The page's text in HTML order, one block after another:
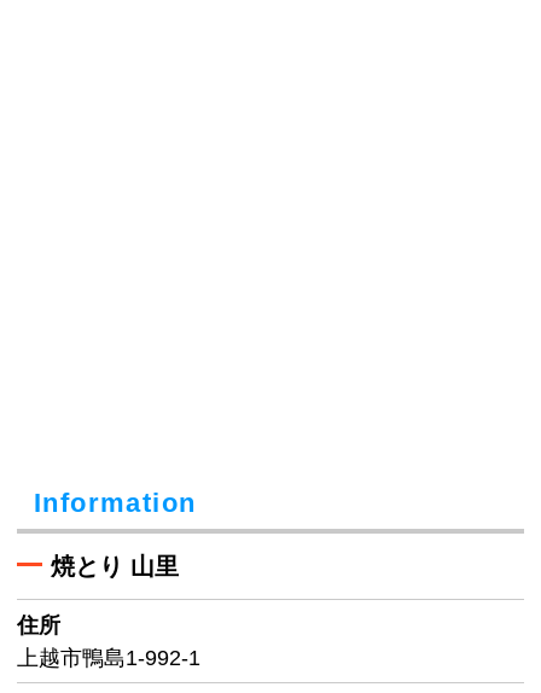
Information
焼とり 山里
住所
上越市鴨島1-992-1